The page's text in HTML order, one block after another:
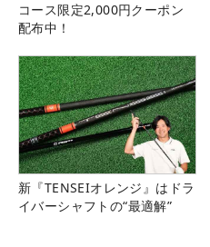
コース限定2,000円クーポン
配布中！
新『TENSEIオレンジ』はドラ
イバーシャフトの“最適解”